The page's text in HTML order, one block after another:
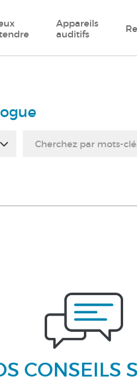
Appareils
auditifs
CONSEILS